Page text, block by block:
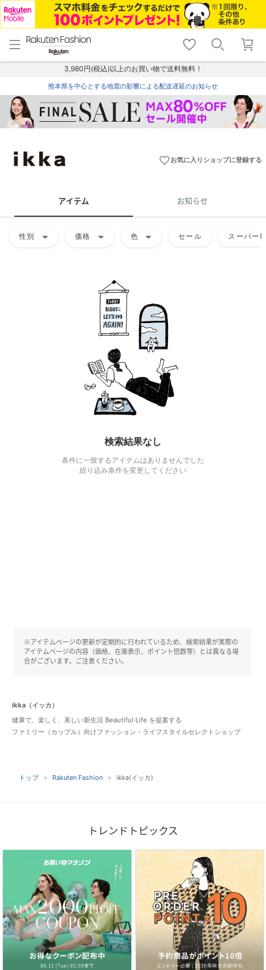
menu home
トップ
shopping_cart lock_outline
ログイン
3,980円(税込)以上のお買い物で送料無料！
熊本県を中心とする地震の影響による配送遅延のお知らせ
favorite_borderお気に入りショップに登録する
アイテム お知らせ
性別 arrow_drop_down 価格 arrow_drop_down 色 arrow_drop_down セール スーパー
検索結果なし
条件に一致するアイテムはありませんでした
絞り込み条件を変更してください
※アイテムページの更新が定期的に行われているため、検索結果が実際の
アイテムページの内容（価格、在庫表示、ポイント倍数等）とは異なる場
合がございます。ご注意ください。
ikka（イッカ）
健康で、楽しく、美しい新生活 Beautiful Life を提案する
ファミリー（カップル）向けファッション・ライフスタイルセレクトショップ
トップ Rakuten Fashion ikka(イッカ)
トレンドトピックス